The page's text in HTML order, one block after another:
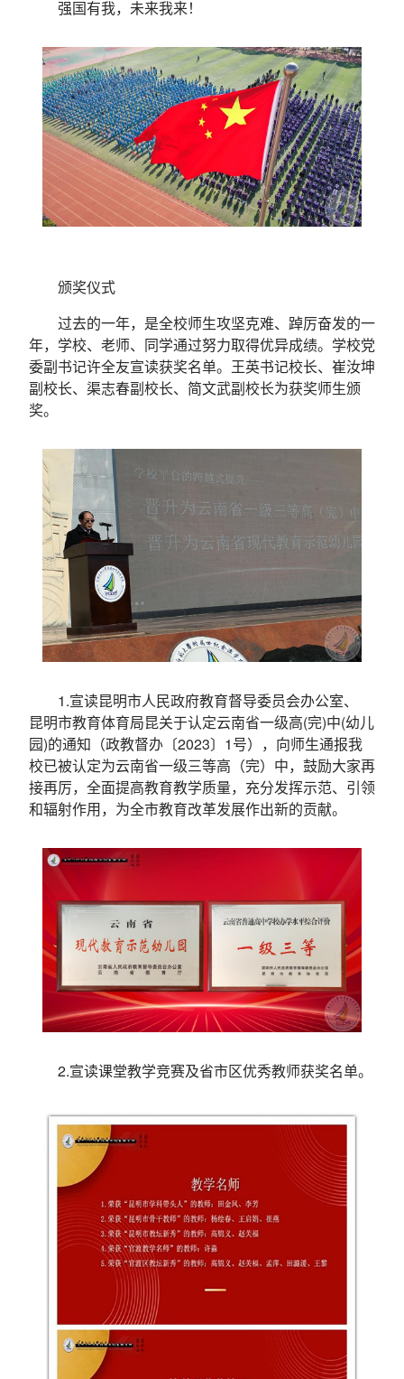
强国有我，未来我来！
颁奖仪式
过去的一年，是全校师生攻坚克难、踔厉奋发的一
年，学校、老师、同学通过努力取得优异成绩。学校党
委副书记许全友宣读获奖名单。王英书记校长、崔汝坤
副校长、渠志春副校长、简文武副校长为获奖师生颁
奖。
1.宣读昆明市人民政府教育督导委员会办公室、
昆明市教育体育局昆关于认定云南省一级高(完)中(幼儿
园)的通知（政教督办〔2023〕1号），向师生通报我
校已被认定为云南省一级三等高（完）中，鼓励大家再
接再厉，全面提高教育教学质量，充分发挥示范、引领
和辐射作用，为全市教育改革发展作出新的贡献。
2.宣读课堂教学竞赛及省市区优秀教师获奖名单。